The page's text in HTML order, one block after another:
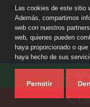
Consulting en
Las cookies de este sitio
Además, compartimos
web con nuestros
web, quienes pueden
haya proporcionado o
haya hecho de sus
Permitir